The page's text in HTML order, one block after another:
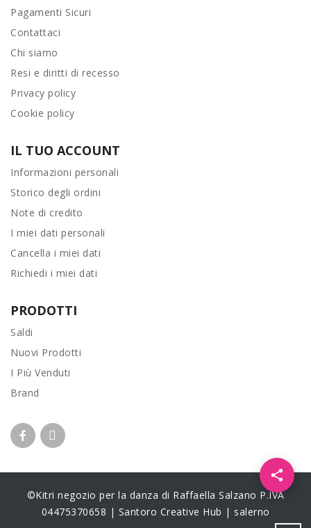
Pagamenti Sicuri
Contattaci
Chi siamo
Resi e diritti di recesso
Privacy policy
Cookie policy
IL TUO ACCOUNT
Informazioni personali
Storico degli ordini
Note di credito
I miei dati personali
Cancella i miei dati
Richiedi i miei dati
PRODOTTI
Saldi
Nuovi Prodotti
I Più Venduti
Brand
©Kitri negozio per la danza di Raffaella Salzano P.IVA
04475370658 | Santoro Creative Hub | salerno
Apri i